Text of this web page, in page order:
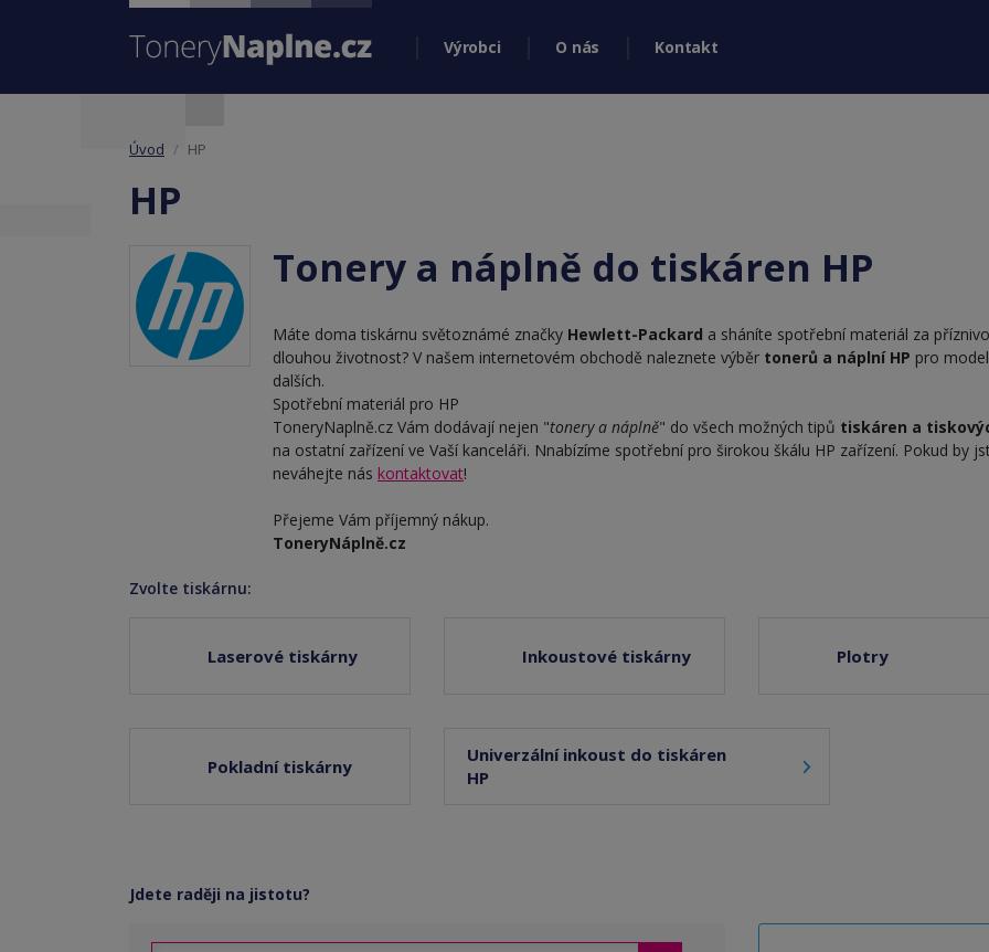
Výrobci O nás Kontakt
Úvod HP
HP
Tonery a náplně do tiskáren HP
Máte doma tiskárnu světoznámé značky Hewlett-Packard a sháníte spotřební materiál za
dlouhou životnost? V našem internetovém obchodě naleznete výběr tonerů a náplní HP pro
dalších.
Spotřební materiál pro HP
ToneryNaplně.cz Vám dodávají nejen "tonery a náplně" do všech možných tipů tiskáren a
na ostatní zařízení ve Vaší kanceláři. Nnabízíme spotřební pro širokou škálu HP zařízení. Pokud by
neváhejte nás kontaktovat!
Přejeme Vám příjemný nákup.
ToneryNáplně.cz
Zvolte tiskárnu:
Laserové tiskárny Inkoustové tiskárny Plotry
Pokladní tiskárny
Univerzální inkoust do tiskáren
HP
Jdete raději na jistotu?